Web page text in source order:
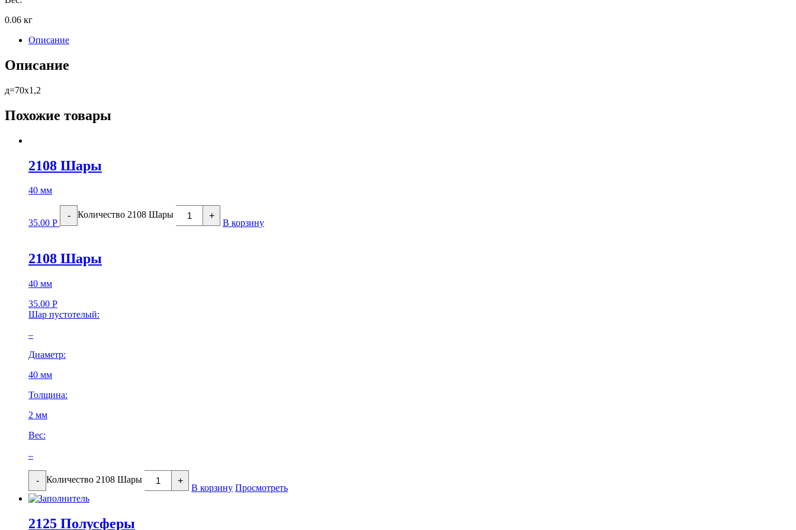
0.06 кг
Описание
Описание
д=70х1,2
Похожие товары
2108 Шары
40 мм
35.00 Р
- Количество 2108 Шары +
В корзину
2108 Шары
40 мм
35.00 Р
Шар пустотелый:
–
Диаметр:
40 мм
Толщина:
2 мм
Вес:
–
- Количество 2108 Шары +
В корзину Просмотреть
2125 Полусферы